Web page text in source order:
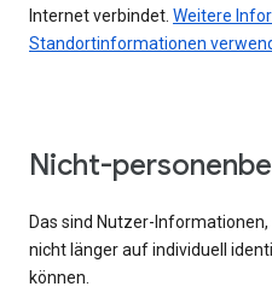
Internet verbindet. Weitere
Standortinformationen
Nicht-
Das sind Nutzer-
nicht länger auf individuell
können.